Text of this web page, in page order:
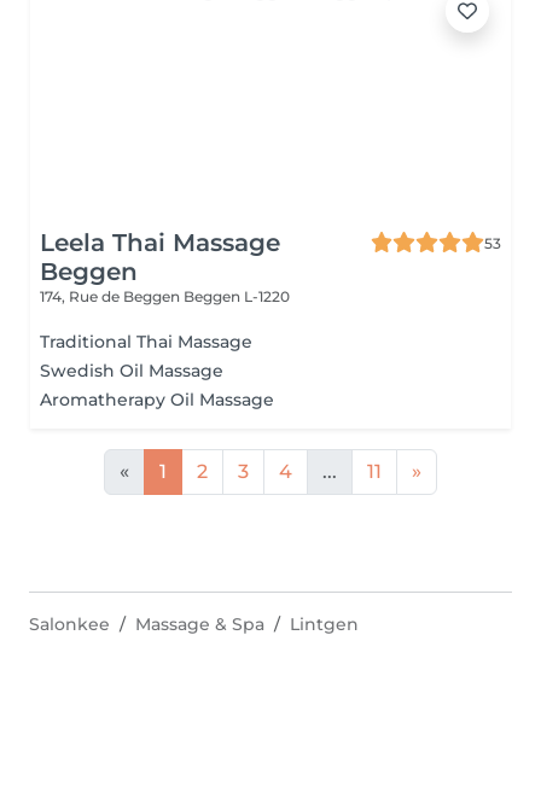
Leela Thai Massage
Beggen
53
174, Rue de Beggen Beggen L-1220
Traditional Thai Massage
Swedish Oil Massage
Aromatherapy Oil Massage
« 1 2 3 4 ... 11 »
Salonkee Massage & Spa Lintgen